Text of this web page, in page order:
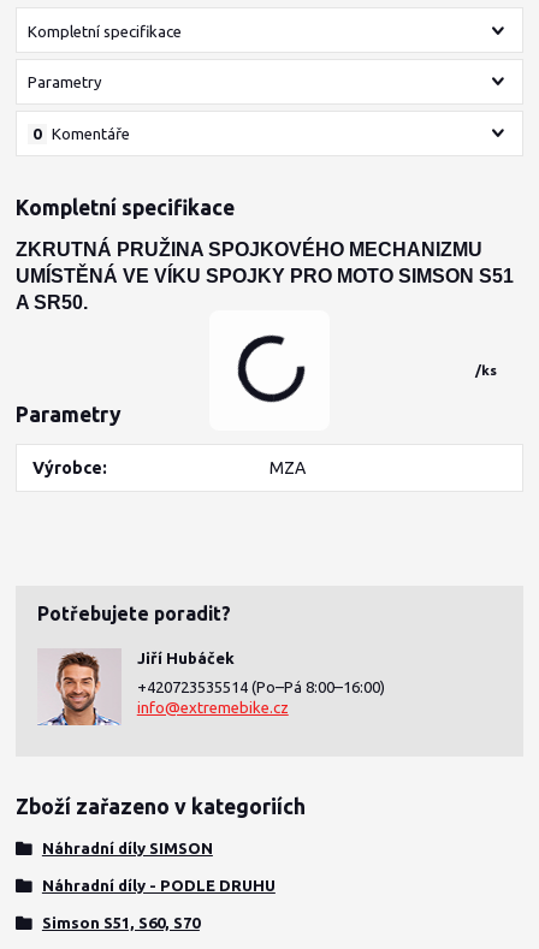
/ks
Kompletní specifikace
Parametry
Komentáře
0
Kompletní specifikace
ZKRUTNÁ PRUŽINA SPOJKOVÉHO MECHANIZMU
UMÍSTĚNÁ VE VÍKU SPOJKY PRO MOTO SIMSON S51
A SR50.
Parametry
Výrobce MZA
Potřebujete poradit?
Jiří Hubáček
+420723535514 (Po–Pá 8:00–16:00)
info@extremebike.cz
Zboží zařazeno v kategoriích
Náhradní díly SIMSON
Náhradní díly - PODLE DRUHU
Simson S51, S60, S70